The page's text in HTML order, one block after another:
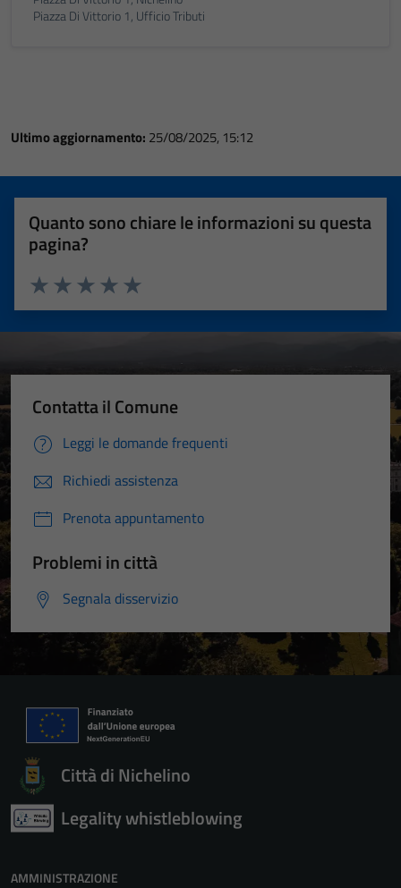
Piazza Di Vittorio 1, Ufficio Tributi
Ultimo aggiornamento: 25/08/2025, 15:12
Quanto sono chiare le informazioni su questa
pagina?
Valuta 5 stelle su 5
Valuta 4 stelle su 5
Valuta 3 stelle su 5
Valuta 2 stelle su 5
Valuta 1 stelle su 5
Contatta il Comune
Leggi le domande frequenti
Richiedi assistenza
Prenota appuntamento
Problemi in città
Segnala disservizio
Città di Nichelino
Legality whistleblowing
AMMINISTRAZIONE